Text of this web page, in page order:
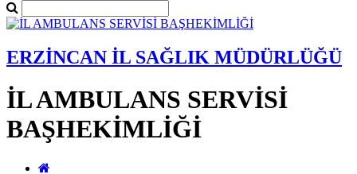
ERZİNCAN İL SAĞLIK MÜDÜRLÜĞÜ
İL AMBULANS SERVİSİ
BAŞHEKİMLİĞİ